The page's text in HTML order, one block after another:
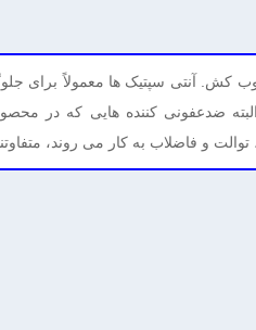
کش. آنتی سپتیک ها معمولاً برای
ضدعفونی کننده هایی که در
و فاضلاب به کار می روند،